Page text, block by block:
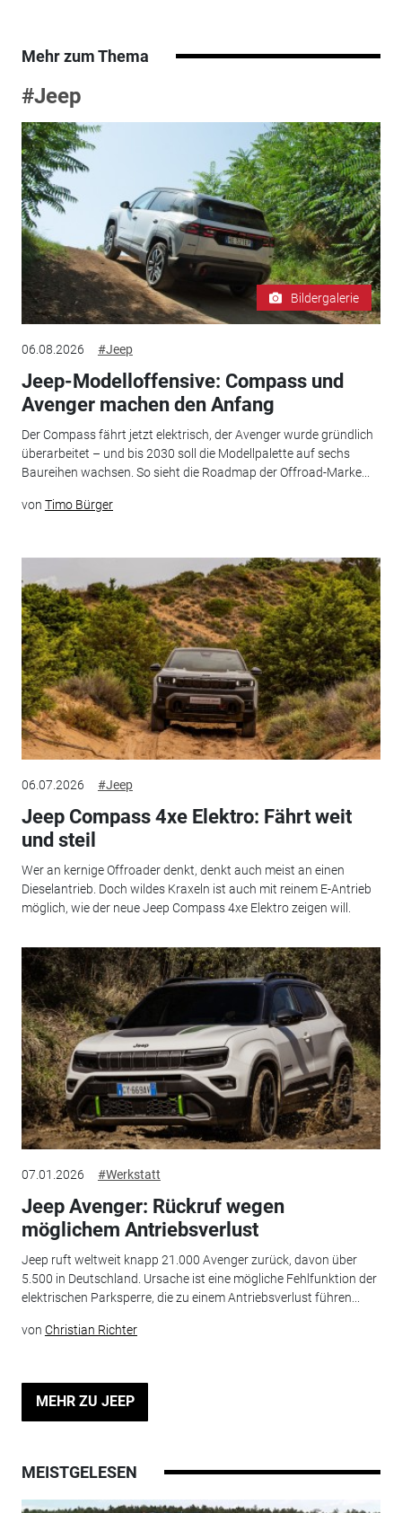
Mehr zum Thema
#Jeep
Bildergalerie
06.08.2026 #Jeep
Jeep-Modelloffensive: Compass und
Avenger machen den Anfang
Der Compass fährt jetzt elektrisch, der Avenger wurde gründlich
überarbeitet – und bis 2030 soll die Modellpalette auf sechs
Baureihen wachsen. So sieht die Roadmap der Offroad-Marke...
von Timo Bürger
06.07.2026 #Jeep
Jeep Compass 4xe Elektro: Fährt weit
und steil
Wer an kernige Offroader denkt, denkt auch meist an einen
Dieselantrieb. Doch wildes Kraxeln ist auch mit reinem E-Antrieb
möglich, wie der neue Jeep Compass 4xe Elektro zeigen will.
07.01.2026 #Werkstatt
Jeep Avenger: Rückruf wegen
möglichem Antriebsverlust
Jeep ruft weltweit knapp 21.000 Avenger zurück, davon über
5.500 in Deutschland. Ursache ist eine mögliche Fehlfunktion der
elektrischen Parksperre, die zu einem Antriebsverlust führen...
von Christian Richter
MEHR ZU JEEP
MEISTGELESEN